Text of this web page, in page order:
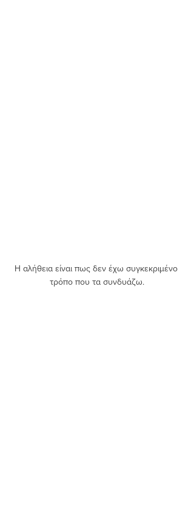
Η αλήθεια είναι πως δεν έχω συγκεκριμένο
τρόπο που τα συνδυάζω.